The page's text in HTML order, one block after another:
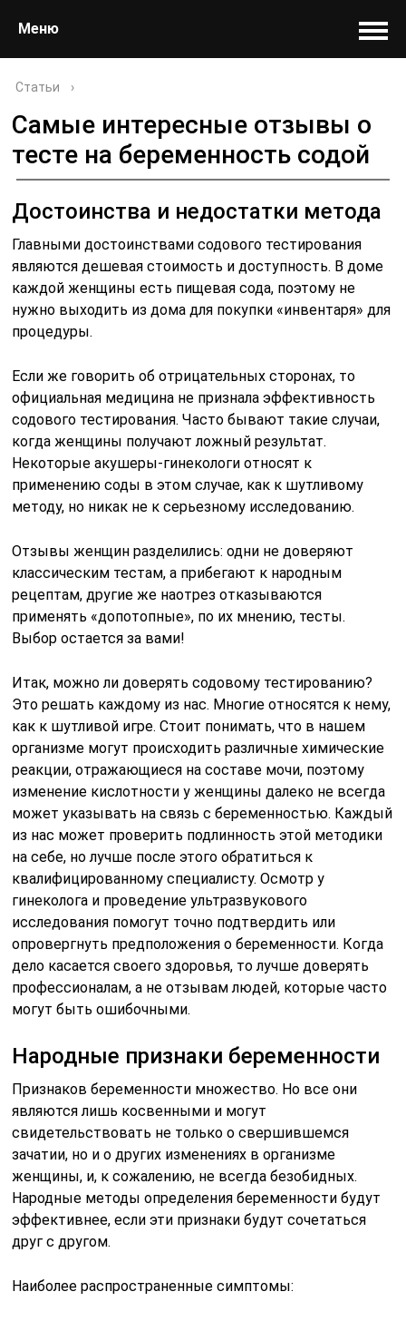
Меню
Статьи ›
Самые интересные отзывы о
тесте на беременность содой
Достоинства и недостатки метода
Главными достоинствами содового тестирования
являются дешевая стоимость и доступность. В доме
каждой женщины есть пищевая сода, поэтому не
нужно выходить из дома для покупки «инвентаря» для
процедуры.
Если же говорить об отрицательных сторонах, то
официальная медицина не признала эффективность
содового тестирования. Часто бывают такие случаи,
когда женщины получают ложный результат.
Некоторые акушеры-гинекологи относят к
применению соды в этом случае, как к шутливому
методу, но никак не к серьезному исследованию.
Отзывы женщин разделились: одни не доверяют
классическим тестам, а прибегают к народным
рецептам, другие же наотрез отказываются
применять «допотопные», по их мнению, тесты.
Выбор остается за вами!
Итак, можно ли доверять содовому тестированию?
Это решать каждому из нас. Многие относятся к нему,
как к шутливой игре. Стоит понимать, что в нашем
организме могут происходить различные химические
реакции, отражающиеся на составе мочи, поэтому
изменение кислотности у женщины далеко не всегда
может указывать на связь с беременностью. Каждый
из нас может проверить подлинность этой методики
на себе, но лучше после этого обратиться к
квалифицированному специалисту. Осмотр у
гинеколога и проведение ультразвукового
исследования помогут точно подтвердить или
опровергнуть предположения о беременности. Когда
дело касается своего здоровья, то лучше доверять
профессионалам, а не отзывам людей, которые часто
могут быть ошибочными.
Народные признаки беременности
Признаков беременности множество. Но все они
являются лишь косвенными и могут
свидетельствовать не только о свершившемся
зачатии, но и о других изменениях в организме
женщины, и, к сожалению, не всегда безобидных.
Народные методы определения беременности будут
эффективнее, если эти признаки будут сочетаться
друг с другом.
Наиболее распространенные симптомы: